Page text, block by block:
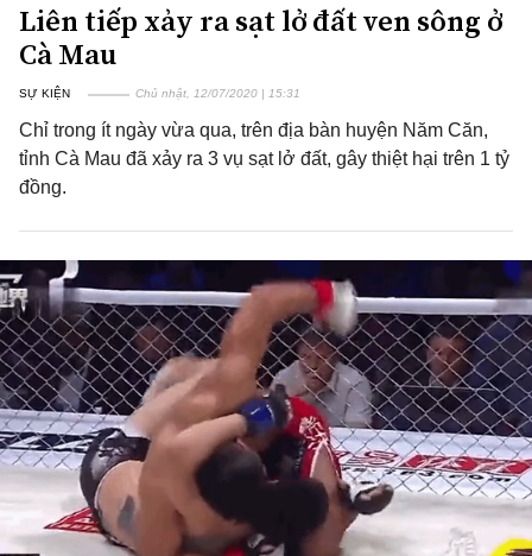
Liên tiếp xảy ra sạt lở đất ven sông ở
Cà Mau
SỰ KIỆN Chủ nhật, 12/07/2020 | 15:31
Chỉ trong ít ngày vừa qua, trên địa bàn huyện Năm Căn,
tỉnh Cà Mau đã xảy ra 3 vụ sạt lở đất, gây thiệt hại trên 1 tỷ
đồng.